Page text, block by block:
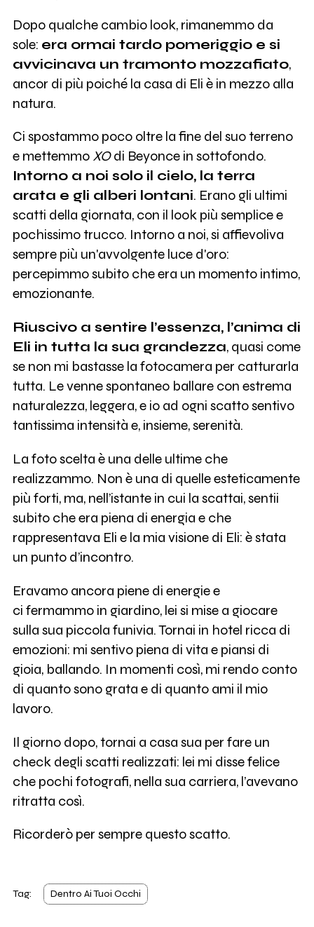
Dopo qualche cambio look, rimanemmo da
sole: era ormai tardo pomeriggio e si
avvicinava un tramonto mozzafiato,
ancor di più poiché la casa di Eli è in mezzo alla
natura.
Ci spostammo poco oltre la fine del suo terreno
e mettemmo XOdi Beyonce in sottofondo.
Intorno a noi solo il cielo, la terra
arata e gli alberi lontani. Erano gli ultimi
scatti della giornata, con il look più semplice e
pochissimo trucco. Intorno a noi, si affievoliva
sempre più un'avvolgente luce d'oro:
percepimmo subito che era un momento intimo,
emozionante.
Riuscivo a sentire l’essenza, l’anima di
Eli in tutta la sua grandezza, quasi come
se non mi bastasse la fotocamera per catturarla
tutta. Le venne spontaneo ballare con estrema
naturalezza, leggera, e io ad ogni scatto sentivo
tantissima intensità e, insieme, serenità.
La foto scelta è una delle ultime che
realizzammo. Non è una di quelle esteticamente
più forti, ma, nell’istante in cui la scattai, sentii
subito che era piena di energia e che
rappresentava Eli e la mia visione di Eli: è stata
un punto d’incontro.
Eravamo ancora piene di energie e
ci fermammo in giardino, lei si mise a giocare
sulla sua piccola funivia. Tornai in hotel ricca di
emozioni: mi sentivo piena di vita e piansi di
gioia, ballando. In momenti così, mi rendo conto
di quanto sono grata e di quanto ami il mio
lavoro.
Il giorno dopo, tornai a casa sua per fare un
check degli scatti realizzati: lei mi disse felice
che pochi fotografi, nella sua carriera, l’avevano
ritratta così.
Ricorderò per sempre questo scatto.
Tag: Dentro Ai Tuoi Occhi